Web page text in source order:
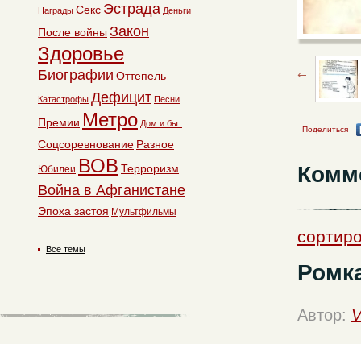
Поделиться
Автор:
Награды Секс Эстрада Деньги
После войны Закон
Здоровье
Биографии Оттепель
Катастрофы Дефицит Песни
Премии Метро Дом и быт
Соцсоревнование Разное
Юбилеи ВОВ Терроризм
Война в Афганистане
Эпоха застоя Мультфильмы
Все темы